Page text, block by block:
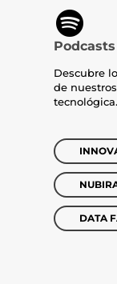
Podcasts
Descubre
de
tecnológica.
DATA